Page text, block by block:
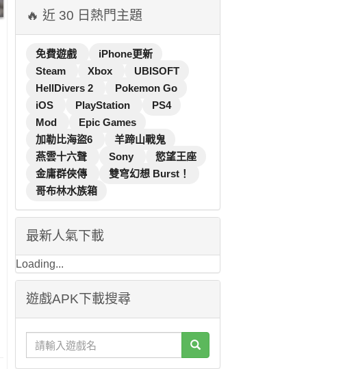
🔥 近 30 日熱門主題
免費遊戲
iPhone更新
Steam
Xbox
UBISOFT
HellDivers 2
Pokemon Go
iOS
PlayStation
PS4
Mod
Epic Games
加勒比海盜6
羊蹄山戰鬼
燕雲十六聲
Sony
慾望王座
金庸群俠傳
雙穹幻想 Burst！
哥布林水族箱
最新人氣下載
Loading...
遊戲APK下載搜尋